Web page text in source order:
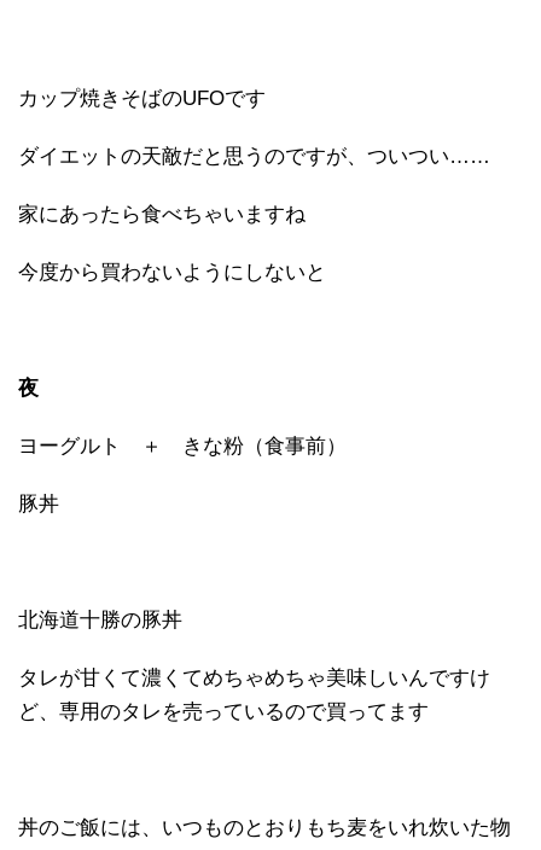
カップ焼きそばのUFOです
ダイエットの天敵だと思うのですが、ついつい……
家にあったら食べちゃいますね
今度から買わないようにしないと
夜
ヨーグルト ＋ きな粉（食事前）
豚丼
北海道十勝の豚丼
タレが甘くて濃くてめちゃめちゃ美味しいんですけ
ど、専用のタレを売っているので買ってます
丼のご飯には、いつものとおりもち麦をいれ炊いた物